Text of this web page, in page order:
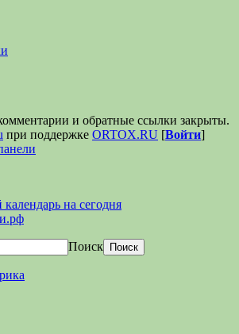
и обратные ссылки закрыты.
при поддержке ORTOX.RU [Войти]
на сегодня
Поиск